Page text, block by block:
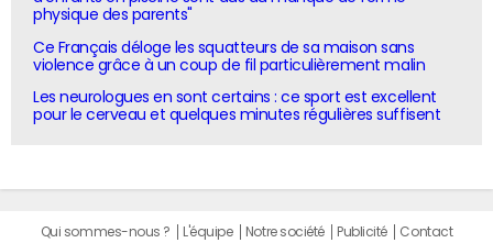
physique des parents"
Ce Français déloge les squatteurs de sa maison sans
violence grâce à un coup de fil particulièrement malin
Les neurologues en sont certains : ce sport est excellent
pour le cerveau et quelques minutes régulières suffisent
Qui sommes-nous ? L'équipe Notre société Publicité
Contact